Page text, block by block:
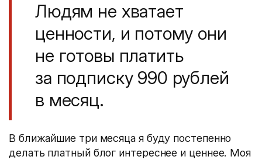
Людям не хватает
ценности, и потому они
не готовы платить
за подписку 990 рублей
в месяц.
В ближайшие три месяца я буду постепенно
делать платный блог интереснее и ценнее. Моя